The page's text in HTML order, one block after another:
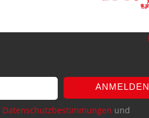
ANMELDEN
Datenschutzbestimmungen und